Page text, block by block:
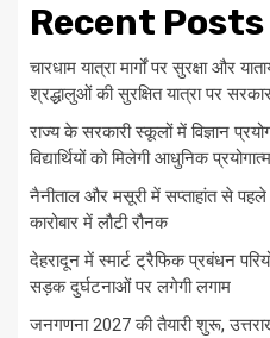
Recent Posts
चारधाम यात्रा मार्गों पर सुरक्षा और
श्रद्धालुओं की सुरक्षित यात्रा पर
राज्य के सरकारी स्कूलों में विज्ञान
विद्यार्थियों को मिलेगी आधुनिक
नैनीताल और मसूरी में सप्ताहांत से पहले
कारोबार में लौटी रौनक
देहरादून में स्मार्ट ट्रैफिक प्रबंधन
सड़क दुर्घटनाओं पर लगेगी लगाम
जनगणना 2027 की तैयारी शुरू,